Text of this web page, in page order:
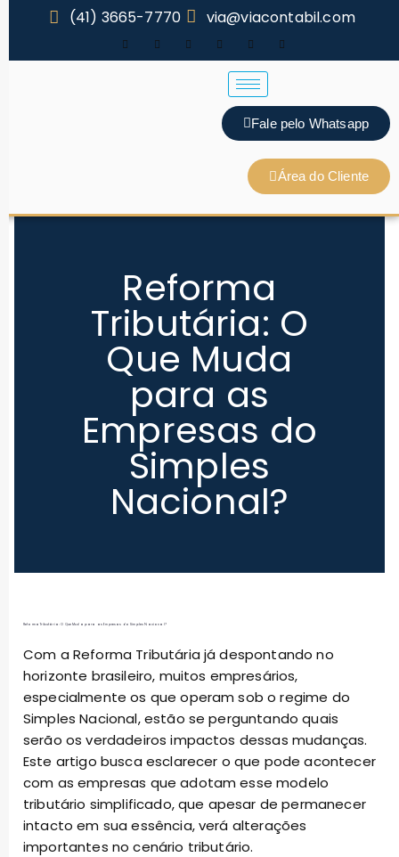
(41) 3665-7770 via@viacontabil.com
Fale pelo Whatsapp
Área do Cliente
Reforma
Tributária: O
Que Muda
para as
Empresas do
Simples
Nacional?
Reforma Tributária: O Que Muda para as Empresas do Simples Nacional?
Com a Reforma Tributária já despontando no
horizonte brasileiro, muitos empresários,
especialmente os que operam sob o regime do
Simples Nacional, estão se perguntando quais
serão os verdadeiros impactos dessas mudanças.
Este artigo busca esclarecer o que pode acontecer
com as empresas que adotam esse modelo
tributário simplificado, que apesar de permanecer
intacto em sua essência, verá alterações
importantes no cenário tributário.